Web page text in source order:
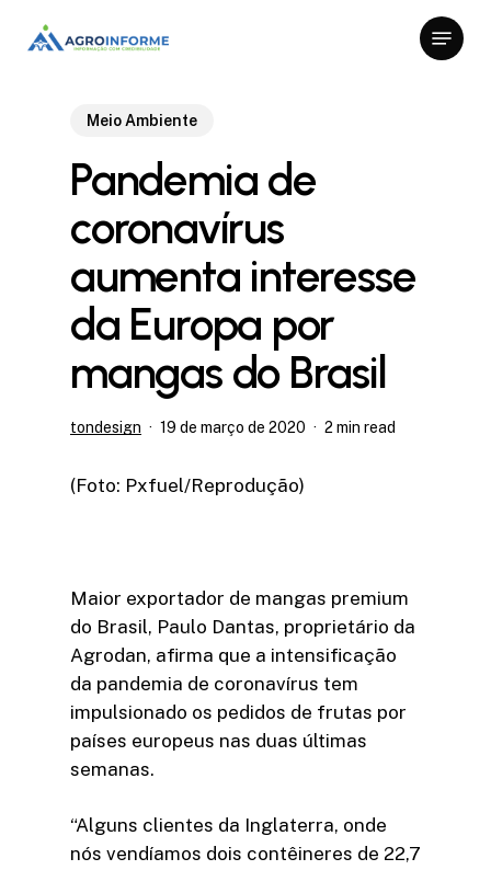
Menu
Meio Ambiente
Pandemia de
coronavírus
aumenta interesse
da Europa por
mangas do Brasil
tondesign 19 de março de 2020 2 min read
(Foto: Pxfuel/Reprodução)
Maior exportador de mangas premium
do Brasil, Paulo Dantas, proprietário da
Agrodan, afirma que a intensificação
da pandemia de coronavírus tem
impulsionado os pedidos de frutas por
países europeus nas duas últimas
semanas.
“Alguns clientes da Inglaterra, onde
nós vendíamos dois contêineres de 22,7